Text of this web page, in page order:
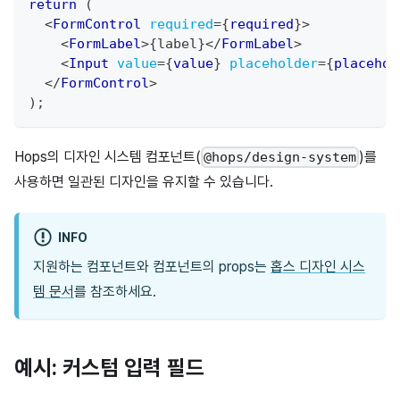
return
(
<FormControl required={required}>
<FormLabel>{label}</FormLabel>
<Input value={value} placeholder={
</FormControl>
) ;
Hops의 디자인 시스템 컴포넌트( @hops/design-system )를
사용하면 일관된 디자인을 유지할 수 있습니다.
INFO
지원하는 컴포넌트와 컴포넌트의 props는 홉스 디자인 시스
템 문서를 참조하세요.
예시: 커스텀 입력 필드